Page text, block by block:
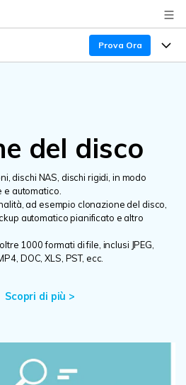
Prova Ora
Archiviazione
del disco
dischi NAS, dischi rigidi, in modo
e automatico.
ad esempio clonazione del disco,
automatico pianificato e altro
1000 formati di file, inclusi JPEG,
DOC, XLS, PST, ecc.
Scopri di più >